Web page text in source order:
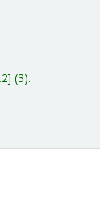
(3).